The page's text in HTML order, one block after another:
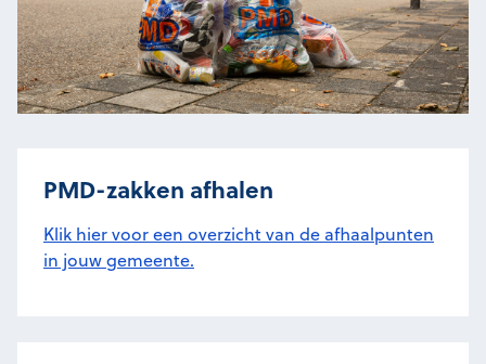
PMD-zakken afhalen
Klik hier voor een overzicht van de afhaalpunten
in jouw gemeente.